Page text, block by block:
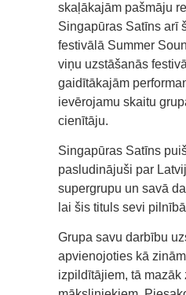
skaļākajām pašmāju
Singapūras Satīns arī
festivālā Summer
viņu uzstāšanās
gaidītākajām
ievērojamu skaitu
cienītāju.
Singapūras Satīns
pasludinājuši par
supergrupu un savā
lai šis tituls sevi
Grupa savu darbību
apvienojoties kā
izpildītājiem, tā mazāk